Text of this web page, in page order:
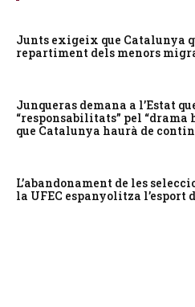
Junts exigeix que Catalunya
repartiment dels menors
Junqueras demana a l’Estat
“responsabilitats” pel “drama
que Catalunya haurà de
L’abandonament de les
la UFEC espanyolitza l’esport